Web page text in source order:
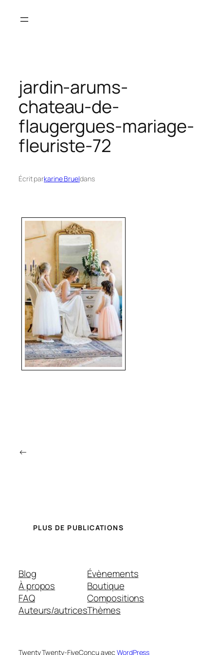
jardin-arums-
chateau-de-
flaugergues-mariage-
fleuriste-72
Écrit parkarine Brueldans
←
PLUS DE PUBLICATIONS
Blog
À propos
FAQ
Auteurs/autrices
Évènements
Boutique
Compositions
Thèmes
Twenty Twenty-FiveConçu avecWordPress